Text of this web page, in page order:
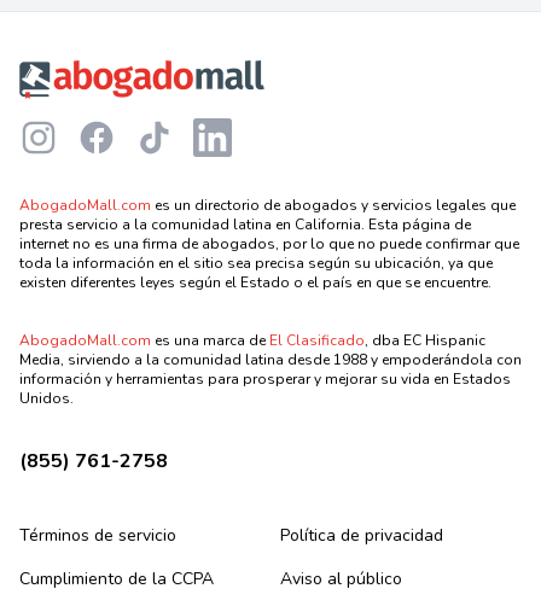
InstagramFacebookTikTok LinkedIn
AbogadoMall.com es un directorio de abogados y servicios legales que
presta servicio a la comunidad latina en California. Esta página de
internet no es una firma de abogados, por lo que no puede confirmar que
toda la información en el sitio sea precisa según su ubicación, ya que
existen diferentes leyes según el Estado o el país en que se encuentre.
AbogadoMall.com es una marca deEl Clasificado, dba EC Hispanic
Media, sirviendo a la comunidad latina desde 1988 y empoderándola con
información y herramientas para prosperar y mejorar su vida en Estados
Unidos.
(855) 761-2758
Términos de servicio
Política de privacidad
Cumplimiento de la CCPA
Aviso al público